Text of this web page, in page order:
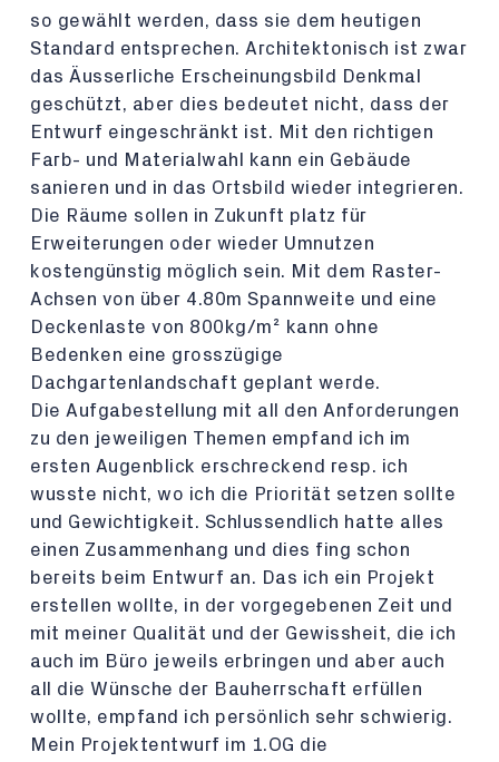
so gewählt werden, dass sie dem heutigen
Standard entsprechen. Architektonisch ist zwar
das Äusserliche Erscheinungsbild Denkmal
geschützt, aber dies bedeutet nicht, dass der
Entwurf eingeschränkt ist. Mit den richtigen
Farb- und Materialwahl kann ein Gebäude
sanieren und in das Ortsbild wieder integrieren.
Die Räume sollen in Zukunft platz für
Erweiterungen oder wieder Umnutzen
kostengünstig möglich sein. Mit dem Raster-
Achsen von über 4.80m Spannweite und eine
Deckenlaste von 800kg/m² kann ohne
Bedenken eine grosszügige
Dachgartenlandschaft geplant werde.
Die Aufgabestellung mit all den Anforderungen
zu den jeweiligen Themen empfand ich im
ersten Augenblick erschreckend resp. ich
wusste nicht, wo ich die Priorität setzen sollte
und Gewichtigkeit. Schlussendlich hatte alles
einen Zusammenhang und dies fing schon
bereits beim Entwurf an. Das ich ein Projekt
erstellen wollte, in der vorgegebenen Zeit und
mit meiner Qualität und der Gewissheit, die ich
auch im Büro jeweils erbringen und aber auch
all die Wünsche der Bauherrschaft erfüllen
wollte, empfand ich persönlich sehr schwierig.
Mein Projektentwurf im 1.OG die